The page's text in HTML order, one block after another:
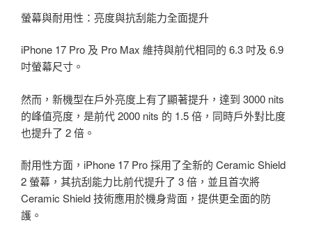
螢幕與耐用性：亮度與抗刮能力全面提升
iPhone 17 Pro 及 Pro Max 維持與前代相同的 6.3 吋及 6.9
吋螢幕尺寸。
然而，新機型在戶外亮度上有了顯著提升，達到 3000 nits
的峰值亮度，是前代 2000 nits 的 1.5 倍，同時戶外對比度
也提升了 2 倍。
耐用性方面，iPhone 17 Pro 採用了全新的 Ceramic Shield
2 螢幕，其抗刮能力比前代提升了 3 倍，並且首次將
Ceramic Shield 技術應用於機身背面，提供更全面的防
護。